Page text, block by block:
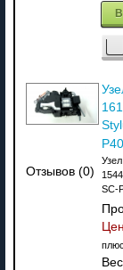
Отзывов (0)
SC-
плюс